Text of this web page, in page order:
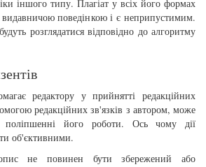
іншого типу. Плагіат у всіх його формах
видавничою поведінкою і є неприпустимим.
розглядатися відповідно до алгоритму
редактору у прийнятті редакційних
редакційних зв'язків з автором, може
його роботи. Ось чому дії
об'єктивними.
не повинен бути збережений або